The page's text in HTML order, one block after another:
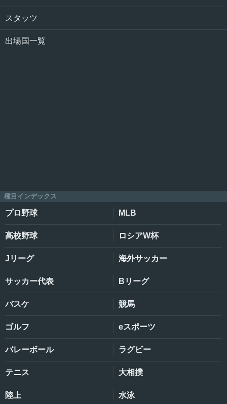
スタッツ
出場国一覧
種目インデックス
プロ野球 MLB
高校野球 ロシアW杯
Jリーグ 海外サッカー
サッカー代表 Bリーグ
バスケ 競馬
ゴルフ eスポーツ
バレーボール ラグビー
テニス 大相撲
陸上 水泳